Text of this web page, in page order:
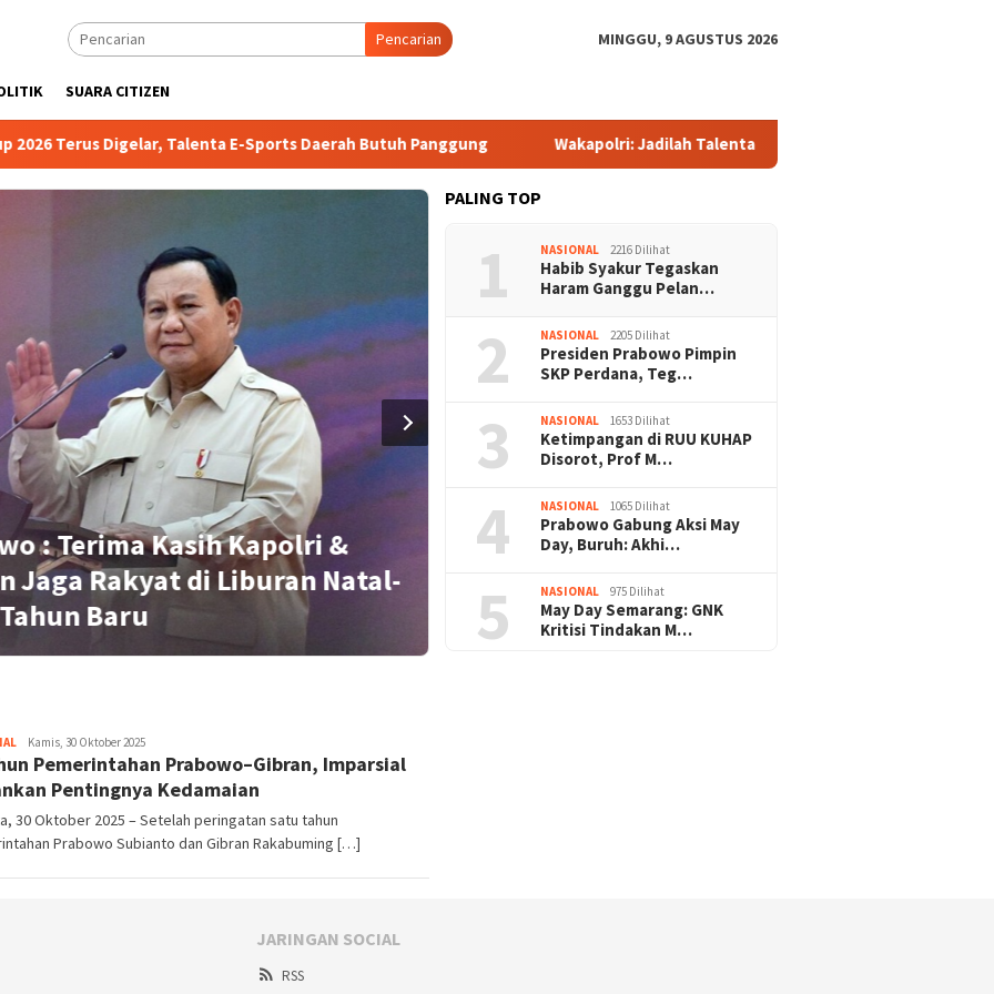
Pencarian MINGGU, 9 AGUSTUS 2026
SUARA CITIZEN
Terus Digelar, Talenta E-Sports Daerah Butuh Panggung Wakapolri: Jadilah Talenta Digital, Bukan Sekadar Penonton di
: Terima Kasih Kapolri &
Jaga Rakyat di Liburan Natal-
Tahun Baru
Pengamanan Natal & Mudik Nataru
Sukses, Umat Kristiani Apresiasi :
Redaktur
Kamis, 30 Oktober 2025
Pemerintahan Prabowo–Gibran, Imparsial
Pentingnya Kedamaian
30 Oktober 2025 – Setelah peringatan satu tahun
Prabowo Subianto dan Gibran Rakabuming […]
PALING TOP
1 NASIONAL 2216 Dilihat
Habib Syakur Tegaskan
Haram Ganggu Pelan…
2 NASIONAL 2205 Dilihat
Presiden Prabowo Pimpin
SKP Perdana, Teg…
3 NASIONAL 1653 Dilihat
Ketimpangan di RUU KUHAP
Disorot, Prof M…
4 NASIONAL 1065 Dilihat
Prabowo Gabung Aksi May
Day, Buruh: Akhi…
5 NASIONAL 975 Dilihat
May Day Semarang: GNK
Kritisi Tindakan M…
JARINGAN SOCIAL
RSS